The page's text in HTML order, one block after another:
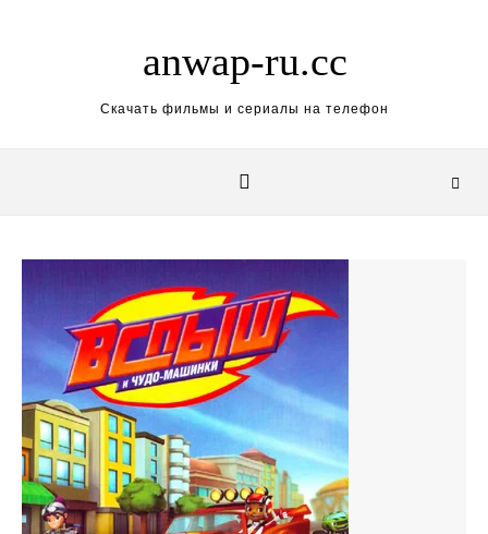
anwap-ru.cc
Скачать фильмы и сериалы на телефон